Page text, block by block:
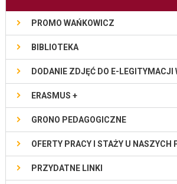
PROMO WAŃKOWICZ
BIBLIOTEKA
DODANIE ZDJĘĆ DO E-LEGITYMACJI
ERASMUS +
GRONO PEDAGOGICZNE
OFERTY PRACY I STAŻY U NASZYCH
PRZYDATNE LINKI